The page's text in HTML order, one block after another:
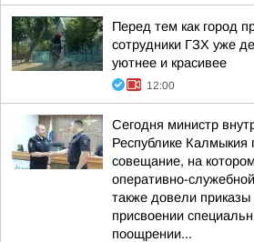
Перед тем как город
сотрудники ГЗХ уже
уютнее и красивее
12:00
Сегодня министр
Республике Калмыкия
совещание, на
оперативно-
также довели приказы
присвоении
поощрении...